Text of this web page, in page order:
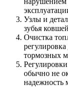
Узлы и
зубья
Очистка
тормозных
обычно не